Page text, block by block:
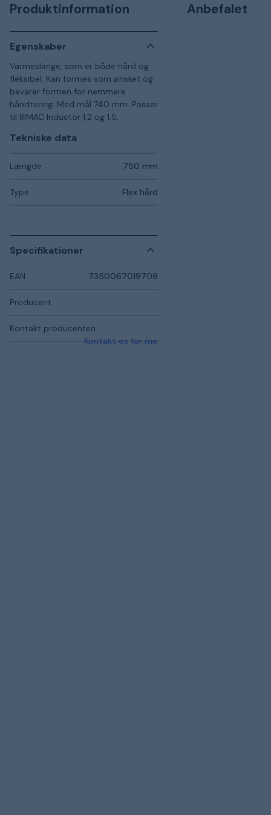
Produktinformation
Egenskaber
Varmeslange, som er både hård og
fleksibel. Kan formes som ønsket og
bevarer formen for nemmere
håndtering. Med mål 740 mm. Passer
til RIMAC Inductor 1,2 og 1,5.
Tekniske data
Længde 750 mm
Type Flex hård
Specifikationer
EAN 7350067019709
Producent
Kontakt producenten
Kontakt os for mere information
Anbefalet